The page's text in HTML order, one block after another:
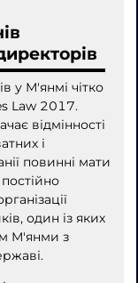
у М'янмі чітко
Law 2017.
відмінності
і
повинні мати
один із яких
М'янми з